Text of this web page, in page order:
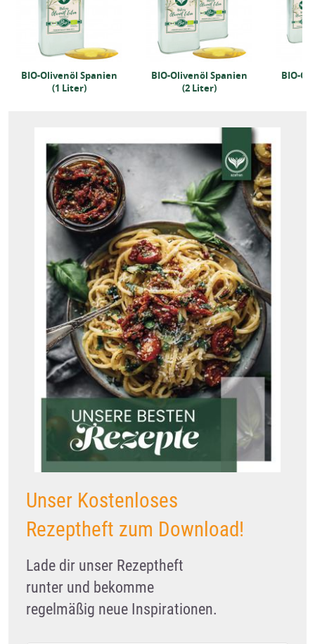
BIO-Olivenöl Spanien
(1 Liter)
BIO-Olivenöl Spanien
(2 Liter)
BIO-
Unser Kostenloses
Rezeptheft zum Download!
Lade dir unser Rezeptheft
runter und bekomme
regelmäßig neue Inspirationen.